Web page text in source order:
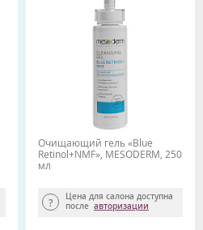
Очищающий гель «Blue
Retinol+NMF», MESODERM, 250
мл
Цена для салона доступна
после авторизации